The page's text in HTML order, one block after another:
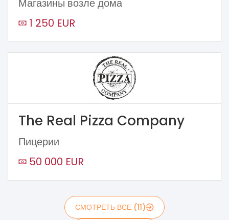
Магазины возле дома
1 250 EUR
The Real Pizza Company
Пицерии
50 000 EUR
СМОТРЕТЬ ВСЕ (11)